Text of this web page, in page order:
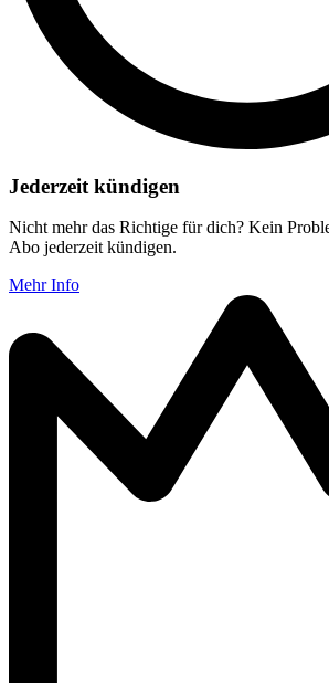
Jederzeit kündigen
Nicht mehr das Richtige für dich? Kein
Abo jederzeit kündigen.
Mehr Info